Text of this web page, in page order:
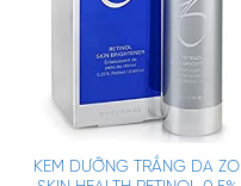
KEM DƯỠNG TRẮNG DA ZO